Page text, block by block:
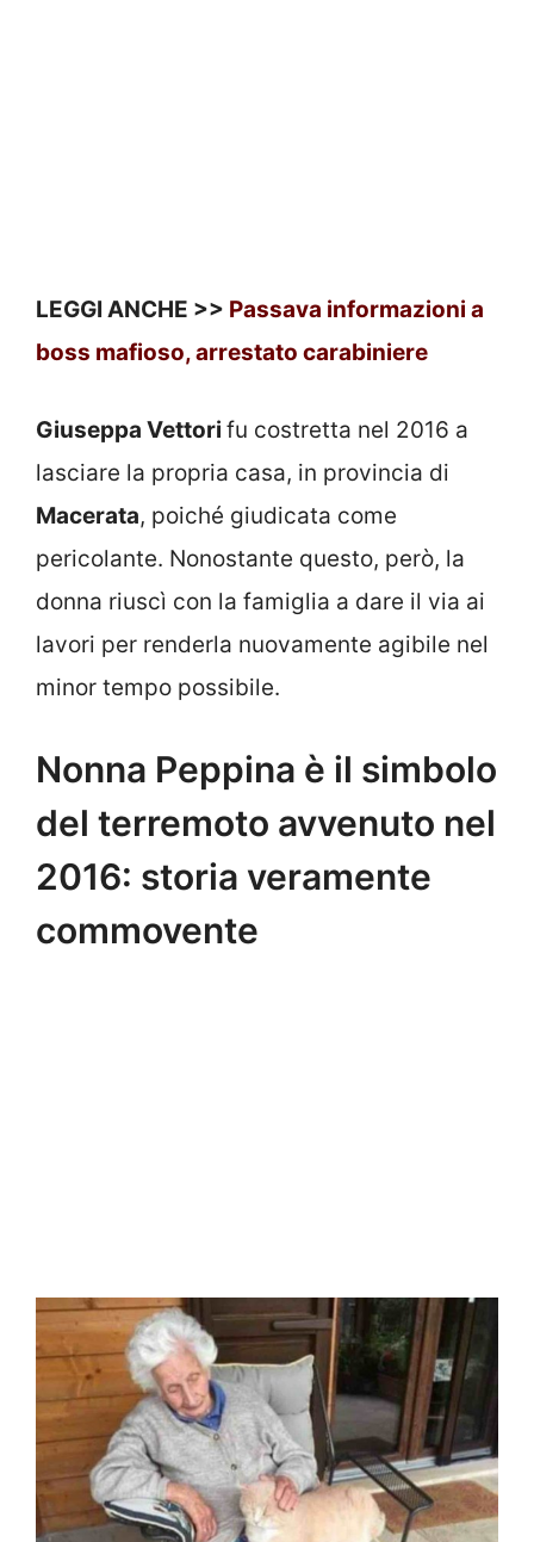
LEGGI ANCHE >> Passava informazioni a
boss mafioso, arrestato carabiniere
Giuseppa Vettori fu costretta nel 2016 a
lasciare la propria casa, in provincia di
Macerata, poiché giudicata come
pericolante. Nonostante questo, però, la
donna riuscì con la famiglia a dare il via ai
lavori per renderla nuovamente agibile nel
minor tempo possibile.
Nonna Peppina è il simbolo
del terremoto avvenuto nel
2016: storia veramente
commovente